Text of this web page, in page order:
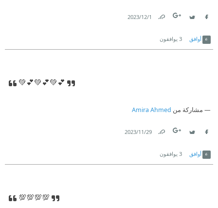
1‏/12‏/2023
أوافق 3 يوافقون
💚💕💚💕💚💕
مشاركة من Amira Ahmed
29‏/11‏/2023
أوافق 3 يوافقون
💯💯💯💯